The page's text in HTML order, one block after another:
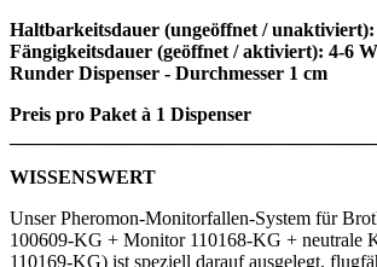
Haltbarkeitsdauer (ungeöffnet /
Fängigkeitsdauer (geöffnet / aktiviert): 4-6
Runder Dispenser - Durchmesser 1 cm
Preis pro Paket à 1 Dispenser
WISSENSWERT
Unser Pheromon-Monitorfallen-System für
100609-KG + Monitor 110168-KG + neutrale
110169-KG) ist speziell darauf ausgelegt,